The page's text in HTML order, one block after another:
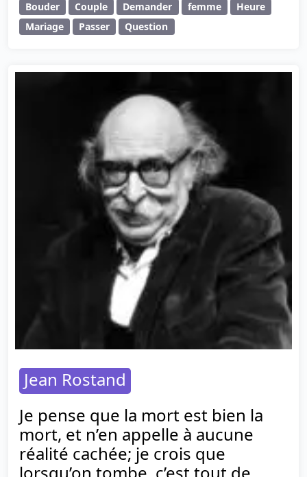
Bouder Couple Demander femme
Heure
Mariage
Passer Question
Jean Rostand
Je pense que la mort est bien la
mort, et n’en appelle à aucune
réalité cachée; je crois que